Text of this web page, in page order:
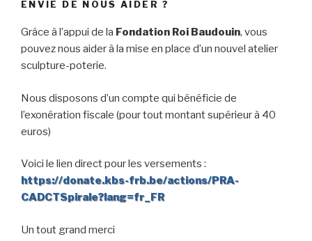
ENVIE DE NOUS AIDER ?
Grâce à l’appui de la Fondation Roi Baudouin, vous
pouvez nous aider à la mise en place d’un nouvel atelier
sculpture-poterie.
Nous disposons d’un compte qui bénéficie de
l’exonération fiscale (pour tout montant supérieur à 40
euros)
Voici le lien direct pour les versements :
https://donate.kbs-frb.be/actions/PRA-
CADCTSpirale?lang=fr_FR
Un tout grand merci